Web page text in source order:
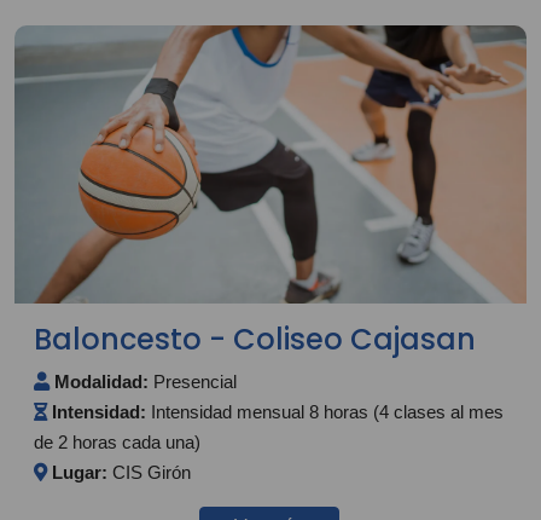
Baloncesto - Coliseo Cajasan
Modalidad: Presencial
Intensidad: Intensidad mensual 8 horas (4 clases al mes
de 2 horas cada una)
Lugar: CIS Girón